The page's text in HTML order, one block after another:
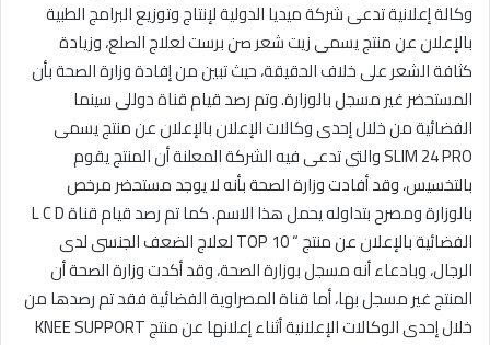
وكالة إعلانية تدعى شركة ميديا الدولية لإنتاج وتوزيع البرامج الطبية
بالإعلان عن منتج يسمى زيت شعر صن برست لعلاج الصلع، وزيادة
كثافة الشعر على خلاف الحقيقة، حيث تبين من إفادة وزارة الصحة بأن
المستحضر غير مسجل بالوزارة. وتم رصد قيام قناة دوللى سينما
الفضائية من خلال إحدى وكالات الإعلان بالإعلان عن منتج يسمى
SLIM 24 PRO والتى تدعى فيه الشركة المعلنة أن المنتج يقوم
بالتخسيس، وقد أفادت وزارة الصحة بأنه لا يوجد مستحضر مرخص
بالوزارة ومصرح بتداوله يحمل هذا الاسم. كما تم رصد قيام قناة L C D
الفضائية بالإعلان عن منتج “ TOP 10 لعلاج الضعف الجنسى لدى
الرجال، وبادعاء أنه مسجل بوزارة الصحة، وقد أكدت وزارة الصحة أن
المنتج غير مسجل بها، أما قناة المصراوية الفضائية فقد تم رصدها من
خلال إحدى الوكالات الإعلانية أثناء إعلانها عن منتج KNEE SUPPORT